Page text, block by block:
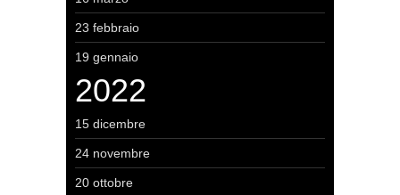
23 febbraio
19 gennaio
2022
15 dicembre
24 novembre
20 ottobre